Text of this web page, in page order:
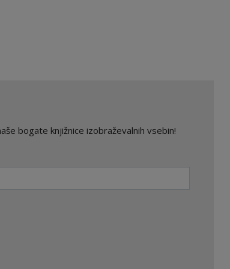
bogate knjižnice izobraževalnih vsebin!